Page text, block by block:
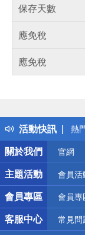
保存天數
應免稅
應免稅
活動快訊
得
熱
銀
偏
詐
關於我們
官網
主題活動 會員活
會員專區 會員專
客服中心 常見問